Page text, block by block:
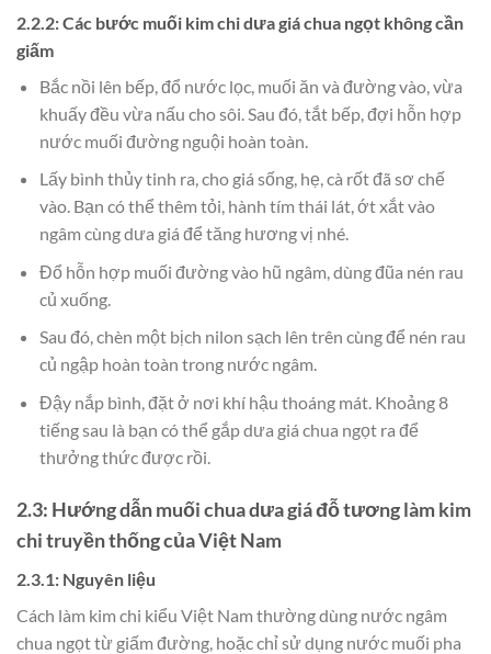
2.2.2: Các bước muối kim chi dưa giá chua ngọt không cần
giấm
Bắc nồi lên bếp, đổ nước lọc, muối ăn và đường vào, vừa
khuấy đều vừa nấu cho sôi. Sau đó, tắt bếp, đợi hỗn hợp
nước muối đường nguội hoàn toàn.
Lấy bình thủy tinh ra, cho giá sống, hẹ, cà rốt đã sơ chế
vào. Bạn có thể thêm tỏi, hành tím thái lát, ớt xắt vào
ngâm cùng dưa giá để tăng hương vị nhé.
Đổ hỗn hợp muối đường vào hũ ngâm, dùng đũa nén rau
củ xuống.
Sau đó, chèn một bịch nilon sạch lên trên cùng để nén rau
củ ngập hoàn toàn trong nước ngâm.
Đậy nắp bình, đặt ở nơi khí hậu thoáng mát. Khoảng 8
tiếng sau là bạn có thể gắp dưa giá chua ngọt ra để
thưởng thức được rồi.
2.3: Hướng dẫn muối chua dưa giá đỗ tương làm kim
chi truyền thống của Việt Nam
2.3.1: Nguyên liệu
Cách làm kim chi kiểu Việt Nam thường dùng nước ngâm
chua ngọt từ giấm đường, hoặc chỉ sử dụng nước muối pha